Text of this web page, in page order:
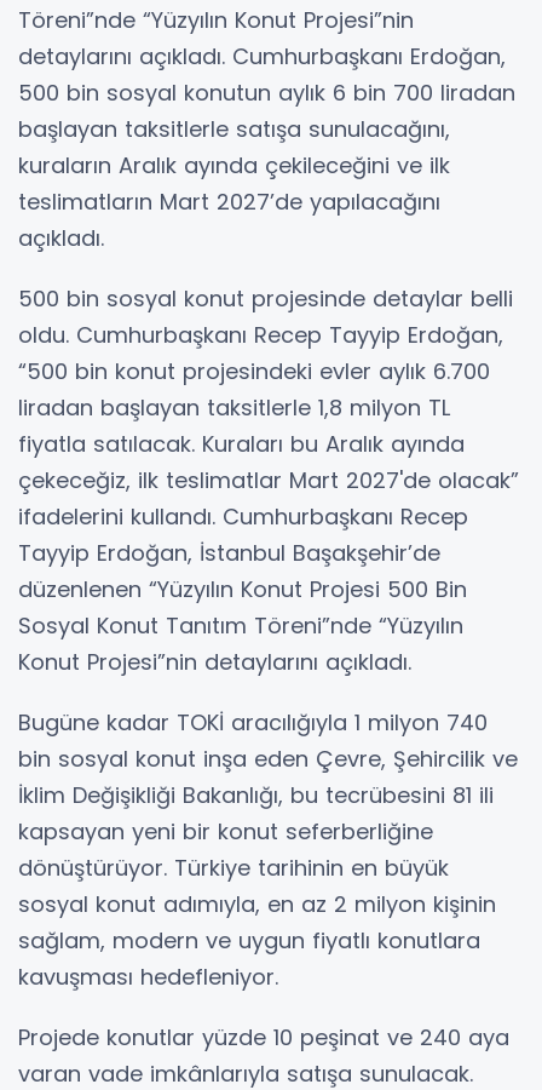
Töreni”nde “Yüzyılın Konut Projesi”nin
detaylarını açıkladı. Cumhurbaşkanı Erdoğan,
500 bin sosyal konutun aylık 6 bin 700 liradan
başlayan taksitlerle satışa sunulacağını,
kuraların Aralık ayında çekileceğini ve ilk
teslimatların Mart 2027’de yapılacağını
açıkladı.
500 bin sosyal konut projesinde detaylar belli
oldu. Cumhurbaşkanı Recep Tayyip Erdoğan,
“500 bin konut projesindeki evler aylık 6.700
liradan başlayan taksitlerle 1,8 milyon TL
fiyatla satılacak. Kuraları bu Aralık ayında
çekeceğiz, ilk teslimatlar Mart 2027'de olacak”
ifadelerini kullandı. Cumhurbaşkanı Recep
Tayyip Erdoğan, İstanbul Başakşehir’de
düzenlenen “Yüzyılın Konut Projesi 500 Bin
Sosyal Konut Tanıtım Töreni”nde “Yüzyılın
Konut Projesi”nin detaylarını açıkladı.
Bugüne kadar TOKİ aracılığıyla 1 milyon 740
bin sosyal konut inşa eden Çevre, Şehircilik ve
İklim Değişikliği Bakanlığı, bu tecrübesini 81 ili
kapsayan yeni bir konut seferberliğine
dönüştürüyor. Türkiye tarihinin en büyük
sosyal konut adımıyla, en az 2 milyon kişinin
sağlam, modern ve uygun fiyatlı konutlara
kavuşması hedefleniyor.
Projede konutlar yüzde 10 peşinat ve 240 aya
varan vade imkânlarıyla satışa sunulacak.